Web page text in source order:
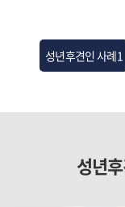
성년후견인 사례1
성년